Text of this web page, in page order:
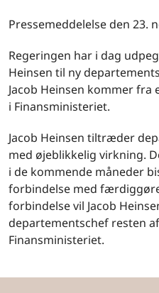
Pressemeddelelse den 23.
Regeringen har i dag
Heinsen til ny
Jacob Heinsen kommer
i Finansministeriet.
Jacob Heinsen tiltræder
med øjeblikkelig virkning.
i de kommende måneder
forbindelse med
forbindelse vil Jacob
departementschef resten
Finansministeriet.